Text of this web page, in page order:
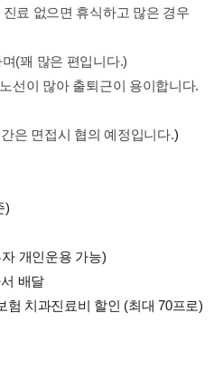
료 없으면 휴식하고 많은 경우
(꽤 많은 편입니다.)
선이 많아 출퇴근이 용이합니다.
은 면접시 협의 예정입니다.)
)
개인운용 가능)
배달
험 치과진료비 할인 (최대 70프로)